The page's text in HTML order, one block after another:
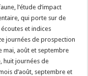
l’étude d’impact
qui porte sur de
et indices
journées de prospection
mai, août et septembre
huit journées de
d’août, septembre et